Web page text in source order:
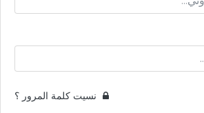
نسيت كلمة المرور ؟